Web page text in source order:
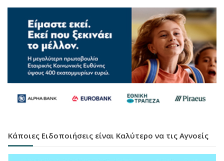
Κάποιες Ειδοποιήσεις είναι Καλύτερο να τις Αγνοείς